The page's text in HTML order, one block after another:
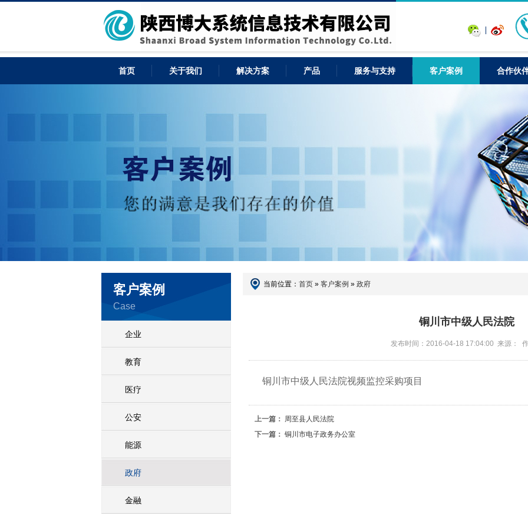
首页 关于我们 解决方案 产品 服务与支持 客户案例 合作伙
客户案例
Case
企业
教育
医疗
公安
能源
政府
金融
当前位置： 首页 » 客户案例 » 政府
铜川市中级人民法院
发布时间：2016-04-18 17:04:00 来源： 作
铜川市中级人民法院视频监控采购项目
上一篇： 周至县人民法院
下一篇： 铜川市电子政务办公室